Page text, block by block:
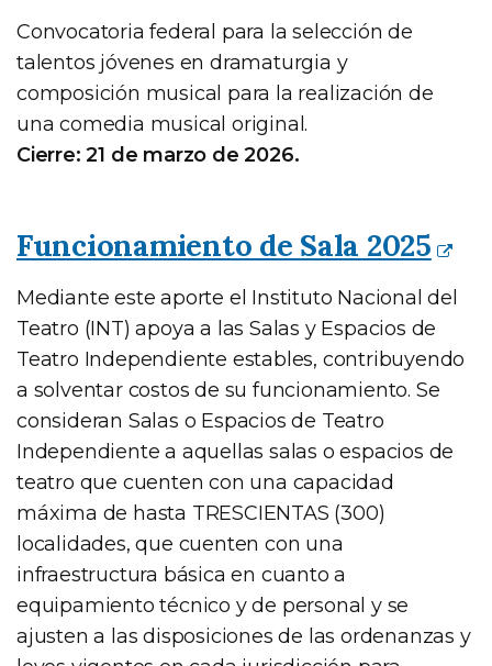
Convocatoria federal para la selección de
talentos jóvenes en dramaturgia y
composición musical para la realización de
una comedia musical original.
Cierre: 21 de marzo de 2026.
Funcionamiento de Sala 2025
Mediante este aporte el Instituto Nacional del
Teatro (INT) apoya a las Salas y Espacios de
Teatro Independiente estables, contribuyendo
a solventar costos de su funcionamiento. Se
consideran Salas o Espacios de Teatro
Independiente a aquellas salas o espacios de
teatro que cuenten con una capacidad
máxima de hasta TRESCIENTAS (300)
localidades, que cuenten con una
infraestructura básica en cuanto a
equipamiento técnico y de personal y se
ajusten a las disposiciones de las ordenanzas y